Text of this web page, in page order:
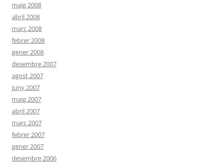
maig 2008
abril 2008
març 2008
febrer 2008
gener 2008
desembre 2007
agost 2007
juny 2007
maig 2007
abril 2007
març 2007
febrer 2007
gener 2007
desembre 2006